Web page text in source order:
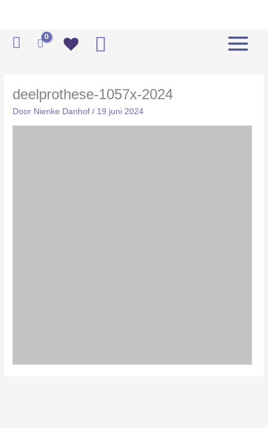
inhoud
Zoeken
deelprothese-1057x-2024
Door Nienke Danhof/ 19 juni 2024